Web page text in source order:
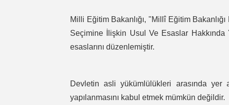
Milli Eğitim Bakanlığı, "Millî Eğitim
Seçimine İlişkin Usul Ve Esaslar Hakkında
esaslarını düzenlemiştir.
Devletin asli yükümlülükleri arasında yer
yapılanmasını kabul etmek mümkün değildir.